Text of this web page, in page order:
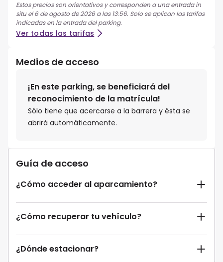
Estos precios son orientativos y corresponden a una entrada in
situ el 6 de agosto de 2026 a las 13:56. Solo se aplican las tarifas
indicadas en la entrada del parking.
Ver todas las tarifas
Medios de acceso
¡En este parking, se beneficiará del
reconocimiento de la matrícula!
Sólo tiene que acercarse a la barrera y ésta se
abrirá automáticamente.
Guía de acceso
¿Cómo acceder al aparcamiento?
¿Cómo recuperar tu vehículo?
¿Dónde estacionar?